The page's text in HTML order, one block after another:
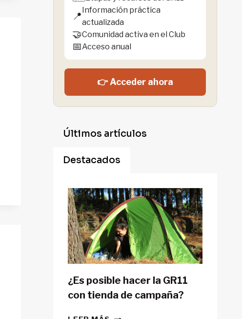
📍
Información práctica
actualizada
🤝Comunidad activa en el Club
📅Acceso anual
👉 Acceder ahora
Últimos artículos
Destacados
¿Es posible hacer la GR11
con tienda de campaña?
¿ES